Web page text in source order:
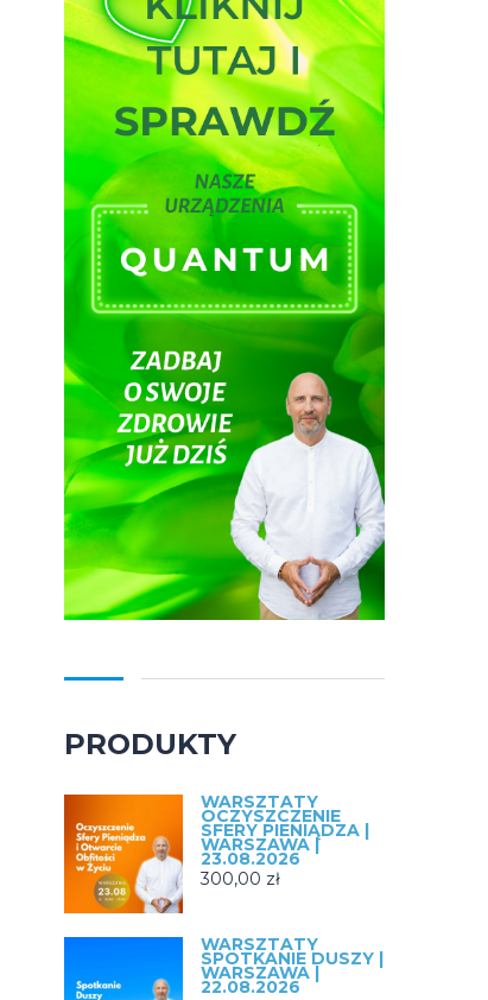
PRODUKTY
WARSZTATY
OCZYSZCZENIE
SFERY PIENIĄDZA |
WARSZAWA |
23.08.2026
300,00 zł
WARSZTATY
SPOTKANIE DUSZY |
WARSZAWA |
22.08.2026